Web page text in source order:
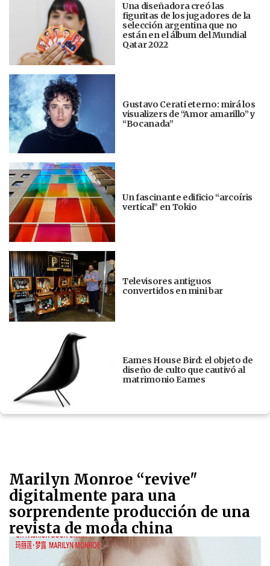
Una diseñadora creó las
figuritas de los jugadores de la
selección argentina que no
están en el álbum del Mundial
Qatar 2022
Gustavo Cerati eterno: mirá los
visualizers de “Amor amarillo” y
“Bocanada”
Un fascinante edificio “arcoíris
vertical” en Tokio
Televisores antiguos
convertidos en mini bar
Eames House Bird: el objeto de
diseño de culto que cautivó al
matrimonio Eames
Marilyn Monroe “revive"
digitalmente para una
sorprendente producción de una
revista de moda china